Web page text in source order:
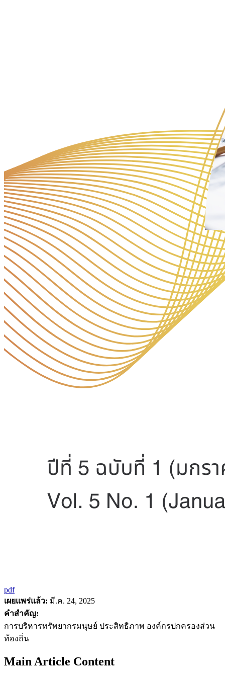
pdf
เผยแพร่แล้ว: มี.ค. 24, 2025
คำสำคัญ:
การบริหารทรัพยากรมนุษย์ ประสิทธิภาพ องค์กรปกครองส่วน
ท้องถิ่น
Main Article Content